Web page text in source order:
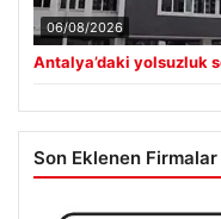
06/08/2026
Antalya’daki yolsuzluk
Son Eklenen Firmalar